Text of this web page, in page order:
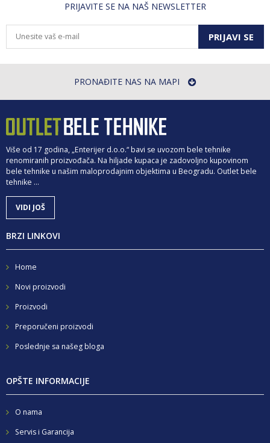
PRIJAVITE SE NA NAŠ NEWSLETTER
PRIJAVI SE
PRONAĐITE NAS NA MAPI
Više od 17 godina, „Enterijer d.o.o.“ bavi se uvozom bele tehnike
renomiranih proizvođača. Na hiljade kupaca je zadovoljno kupovinom
bele tehnike u našim maloprodajnim objektima u Beogradu. Outlet bele
tehnike ...
VIDI JOŠ
BRZI LINKOVI
Home
Novi proizvodi
Proizvodi
Preporučeni proizvodi
Poslednje sa našeg bloga
OPŠTE INFORMACIJE
O nama
Servis i Garancija